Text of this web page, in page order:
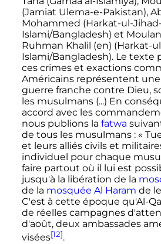
(Jamiat Ulema-e-Pakistan),
Mohammed (Harkat-ul-
Islami/Bangladesh) et
Ruhman Khalil (en) (Harkat-
Islami/Bangladesh). Le texte
ces crimes et exactions
Américains représentent
guerre franche contre Dieu,
les musulmans (...) En
accord avec les
nous publions la fatwa
de tous les musulmans : «
et leurs alliés civils et
individuel pour chaque
faire partout où il lui est
jusqu'à la libération de la
de la mosquée Al Haram de
C'est à cette époque qu'Al-
de réelles campagnes
d'août, deux ambassades
visées[12].